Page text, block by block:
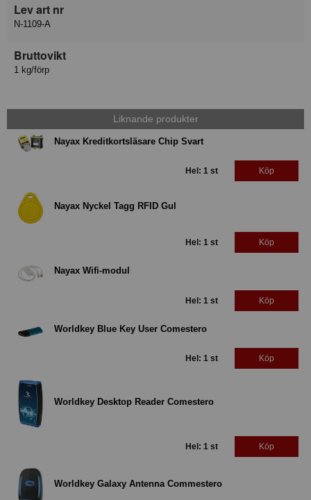
Lev art nr
N-1109-A
Bruttovikt
1 kg/förp
Liknande produkter
Nayax Kreditkortsläsare Chip Svart
Hel: 1 st Köp
Nayax Nyckel Tagg RFID Gul
Hel: 1 st Köp
Nayax Wifi-modul
Hel: 1 st Köp
Worldkey Blue Key User Comestero
Hel: 1 st Köp
Worldkey Desktop Reader Comestero
Hel: 1 st Köp
Worldkey Galaxy Antenna Commestero